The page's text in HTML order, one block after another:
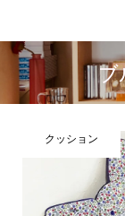
ブ
クッション